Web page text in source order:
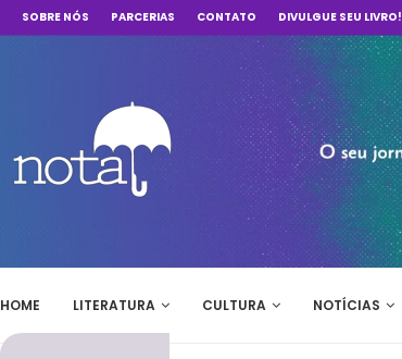
SOBRE NÓS PARCERIAS CONTATO DIVULGUE SEU LIVRO!
HOME LITERATURA CULTURA NOTÍCIAS